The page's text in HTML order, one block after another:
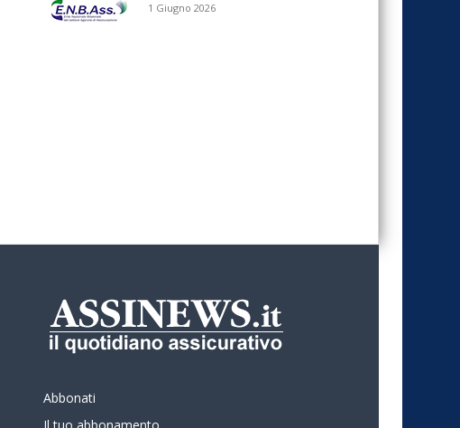
1 Giugno 2026
Abbonati